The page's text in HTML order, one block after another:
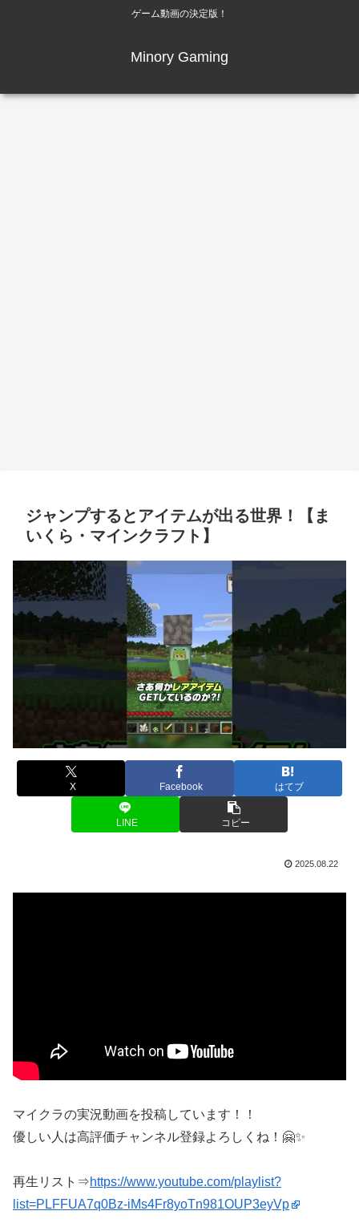
ゲーム動画の決定版！
Minory Gaming
ジャンプするとアイテムが出る世界！【ま
いくら・マインクラフト】
X Facebook はてブ
LINE コピー
2025.08.22
マイクラの実況動画を投稿しています！！
優しい人は高評価チャンネル登録よろしくね！🤗✨
再生リスト⇒https://www.youtube.com/playlist?
list=PLFFUA7q0Bz-iMs4Fr8yoTn981OUP3eyVp